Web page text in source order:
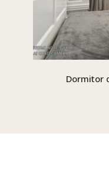
Dormitor